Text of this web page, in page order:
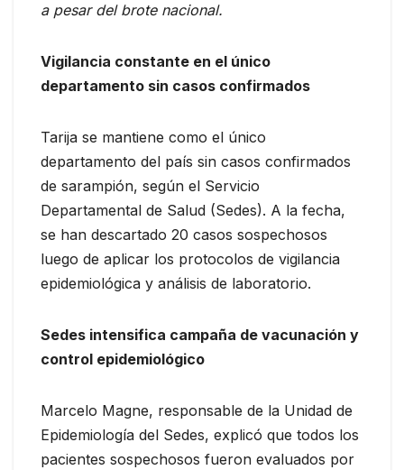
a pesar del brote nacional.
Vigilancia constante en el único
departamento sin casos confirmados
Tarija se mantiene como el único
departamento del país sin casos confirmados
de sarampión, según el Servicio
Departamental de Salud (Sedes). A la fecha,
se han descartado 20 casos sospechosos
luego de aplicar los protocolos de vigilancia
epidemiológica y análisis de laboratorio.
Sedes intensifica campaña de vacunación y
control epidemiológico
Marcelo Magne, responsable de la Unidad de
Epidemiología del Sedes, explicó que todos los
pacientes sospechosos fueron evaluados por